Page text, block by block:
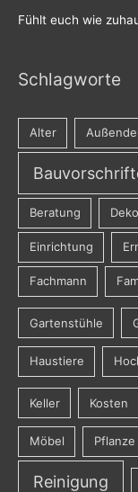
Fühlt euch wie
Schlagworte
Alter
Beratung Deko
Einrichtung
Fachmann
Gartenstühle
Haustiere
Keller Kosten
Möbel Pflanze
Reinigung